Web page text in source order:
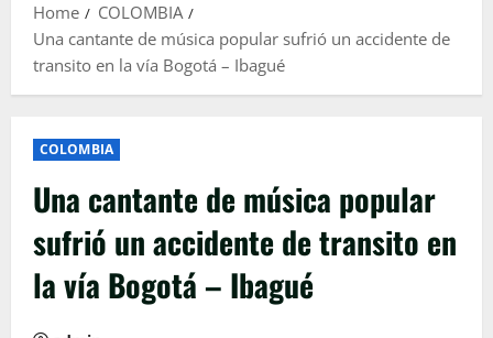
Home
COLOMBIA
Una cantante de música popular sufrió un accidente de
transito en la vía Bogotá – Ibagué
COLOMBIA
Una cantante de música popular
sufrió un accidente de transito en
la vía Bogotá – Ibagué